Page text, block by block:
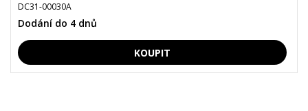
DC31-00030A
Dodání do 4 dnů